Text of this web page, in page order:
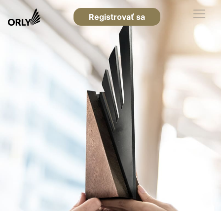
Registrovať sa